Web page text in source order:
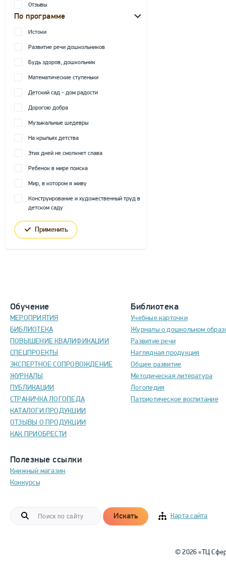
Отзывы
По программе
Истоки
Развитие речи дошкольников
Будь здоров, дошкольник
Математические ступеньки
Детский сад - дом радости
Дорогою добра
Музыкальные шедевры
На крыльях детства
Этих дней не смолкнет слава
Ребенок в мире поиска
Мир, в котором я живу
Конструирование и художественный труд в
детском саду
Применить
Обучение
МЕРОПРИЯТИЯ
БИБЛИОТЕКА
ПОВЫШЕНИЕ КВАЛИФИКАЦИИ
СПЕЦПРОЕКТЫ
ЭКСПЕРТНОЕ СОПРОВОЖДЕНИЕ
ЖУРНАЛЫ
ПУБЛИКАЦИИ
СТРАНИЧКА ЛОГОПЕДА
КАТАЛОГИ ПРОДУКЦИИ
ОТЗЫВЫ О ПРОДУКЦИИ
КАК ПРИОБРЕСТИ
Полезные ссылки
Книжный магазин
Конкурсы
Библиотека
Учебные карточки
Журналы о дошкольном
Развитие речи
Наглядная продукция
Общее развитие
Методическая литература
Логопедия
Патриотическое воспитание
Искать Карта сайта
© 2026 «ТЦ